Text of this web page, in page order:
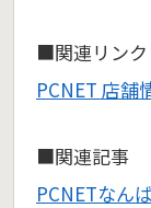
■関連リンク
PCNET 店舗
■関連記事
PCNETなん